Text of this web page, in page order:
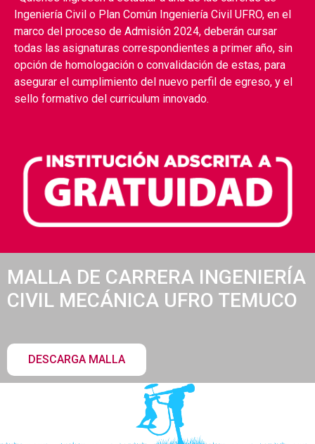
Ingeniería Civil o Plan Común Ingeniería Civil UFRO, en el
marco del proceso de Admisión 2024, deberán cursar
todas las asignaturas correspondientes a primer año, sin
opción de homologación o convalidación de estas, para
asegurar el cumplimiento del nuevo perfil de egreso, y el
sello formativo del curriculum innovado.
MALLA DE CARRERA INGENIERÍA
CIVIL MECÁNICA UFRO TEMUCO
DESCARGA MALLA